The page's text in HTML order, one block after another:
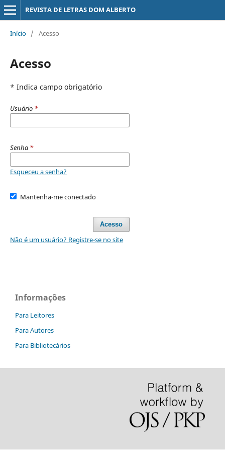
REVISTA DE LETRAS DOM ALBERTO
Início / Acesso
Acesso
* Indica campo obrigatório
Usuário *
Senha *
Esqueceu a senha?
Mantenha-me conectado
Acesso
Não é um usuário? Registre-se no site
Informações
Para Leitores
Para Autores
Para Bibliotecários